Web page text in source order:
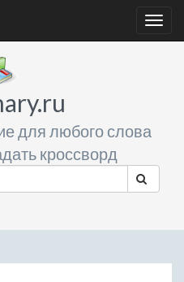
для любого слова
кроссворд